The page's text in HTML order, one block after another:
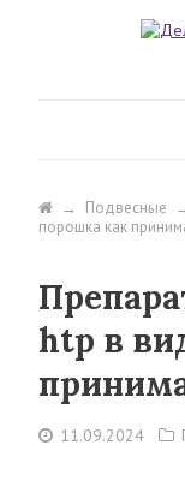
→ Подвесные
порошка как
htp в
11.09.2024